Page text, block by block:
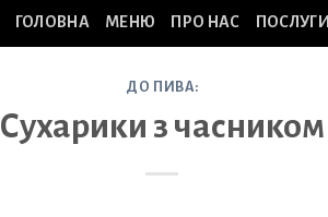
ГОЛОВНА МЕНЮ ПРО НАС ПОСЛУГИ
ДО ПИВА:
Сухарики з часником